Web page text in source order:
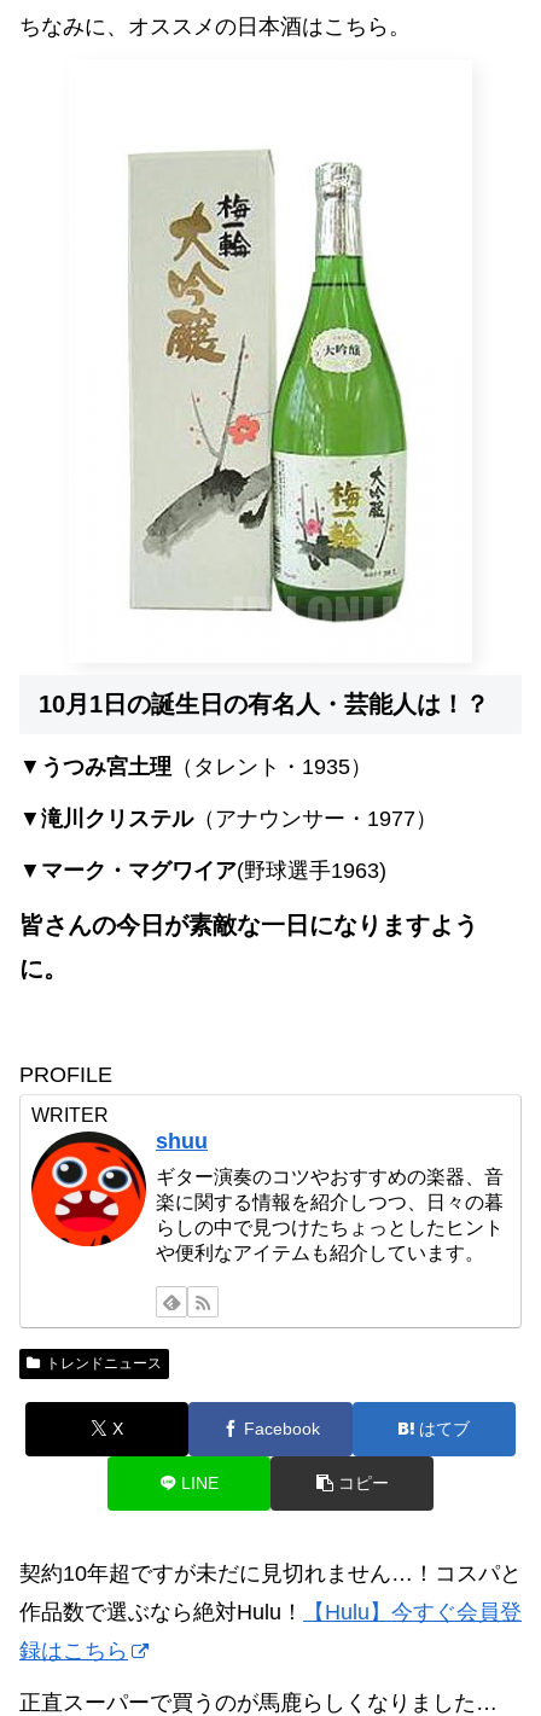
ちなみに、オススメの日本酒はこちら。
10月1日の誕生日の有名人・芸能人は！？
▼ うつみ宮土理 （タレント・1935）
▼ 滝川クリステル（アナウンサー・1977）
▼ マーク・マグワイア(野球選手1963)
皆さんの今日が素敵な一日になりますよう
に。
PROFILE
WRITER
shuu
ギター演奏のコツやおすすめの楽器、音
楽に関する情報を紹介しつつ、日々の暮
らしの中で見つけたちょっとしたヒント
や便利なアイテムも紹介しています。
トレンドニュース
X Facebook はてブ
LINE コピー
契約10年超ですが未だに見切れません…！コスパと
作品数で選ぶなら絶対Hulu！
【Hulu】今すぐ会員登
録はこちら
正直スーパーで買うのが馬鹿らしくなりました…